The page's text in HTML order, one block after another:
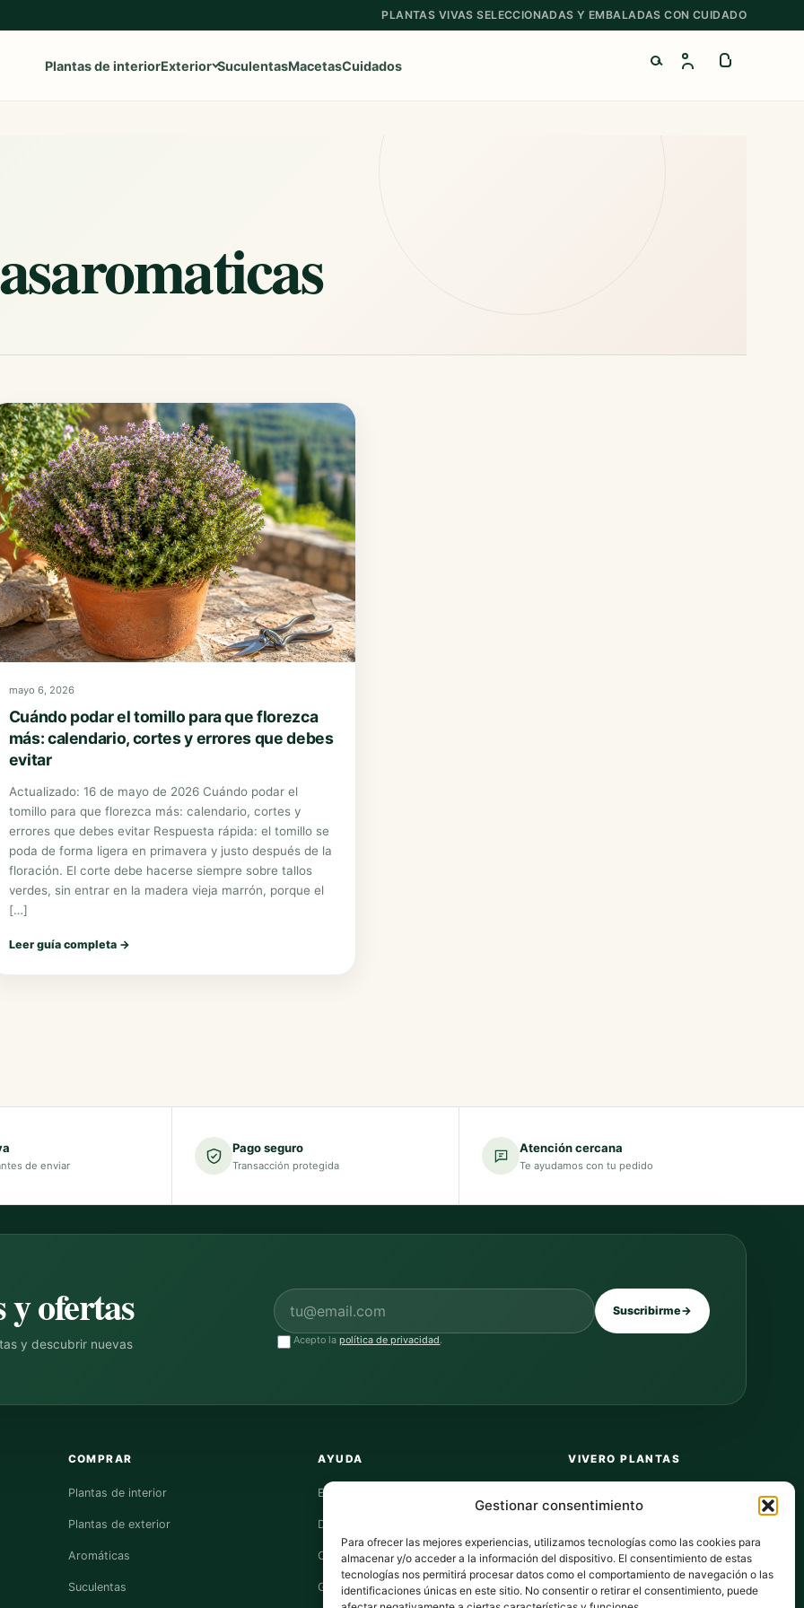
Gestionar consentimiento
Para ofrecer las mejores experiencias, utilizamos tecnologías como las cookies para
almacenar y/o acceder a la información del dispositivo. El consentimiento de estas
tecnologías nos permitirá procesar datos como el comportamiento de navegación o las
identificaciones únicas en este sitio. No consentir o retirar el consentimiento, puede
PLANTAS VIVAS SELECCIONADAS Y EMBALADAS CON CUIDADO
Plantas de interiorExterior
Geranios y Gitanillas
Margaritas
Poinsettias
Portulacas
Sunpatiens
Thunbergias
SuculentasMacetasCuidados
mayo 6, 2026
Cuándo podar el tomillo para que florezca
más: calendario, cortes y errores que debes
evitar
Actualizado: 16 de mayo de 2026 Cuándo podar el
tomillo para que florezca más: calendario, cortes y
errores que debes evitar Respuesta rápida: el tomillo se
poda de forma ligera en primavera y justo después de la
floración. El corte debe hacerse siempre sobre tallos
verdes, sin entrar en la madera vieja marrón, porque el
[…]
Leer guía completa →
de enviar
Pago seguro
Transacción protegida
Atención cercana
Te ayudamos con tu pedido
y ofertas
y descubrir nuevas
Correo electrónico
Suscribirme→
Acepto lapolítica de privacidad.
COMPRAR
Plantas de interior
Plantas de exterior
Aromáticas
Suculentas
AYUDA
Envíos
Devoluciones
Contacto
Guías de cuidados
VIVERO PLANTAS
Privacidad
Cookies